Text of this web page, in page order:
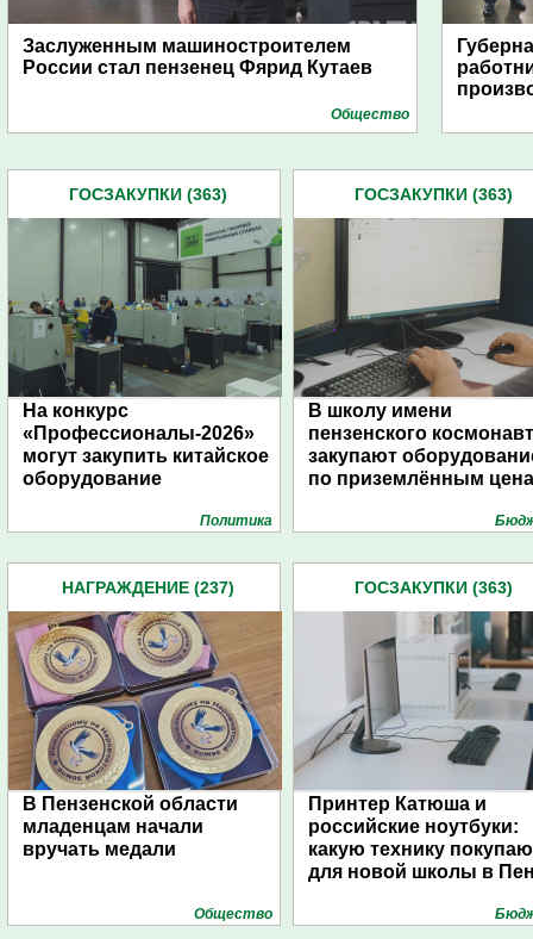
Заслуженным машиностроителем
России стал пензенец Фярид Кутаев
Общество
ГОСЗАКУПКИ (363)
На конкурс
«Профессионалы-2026»
могут закупить китайское
оборудование
Политика
ГОСЗАКУПКИ (363)
В школу имени
пензенского
закупают
по приземлённым
НАГРАЖДЕНИЕ (237)
В Пензенской области
младенцам начали
вручать медали
Общество
ГОСЗАКУПКИ (363)
Принтер Катюша и
российские ноутбуки:
какую технику
для новой школы в